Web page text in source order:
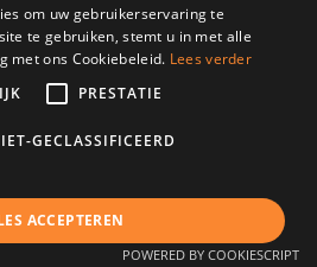
om uw gebruikerservaring te
te gebruiken, stemt u in met alle
met ons Cookiebeleid. Lees verder
PRESTATIE
GECLASSIFICEERD
ACCEPTEREN
POWERED BY COOKIESCRIPT